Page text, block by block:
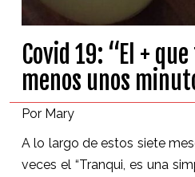
Covid 19: “El +
menos unos
Por Mary
A lo largo de estos siete
veces el “Tranqui, es una